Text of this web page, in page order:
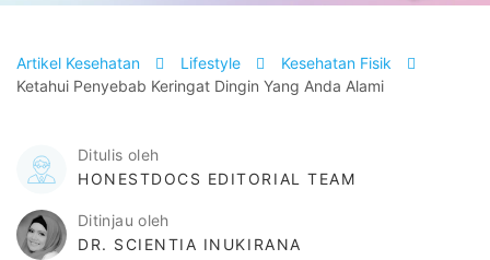
Artikel Kesehatan Lifestyle
Kesehatan Fisik
Ketahui Penyebab Keringat Dingin Yang Anda Alami
Ditulis oleh
HONESTDOCS EDITORIAL TEAM
Ditinjau oleh
DR. SCIENTIA INUKIRANA